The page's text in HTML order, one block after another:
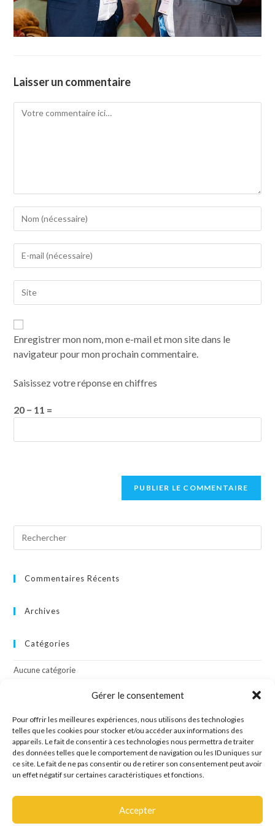
Gérer le consentement
Pour offrir les meilleures expériences, nous utilisons des technologies
telles que les cookies pour stocker et/ou accéder aux informations des
appareils. Le fait de consentir à ces technologies nous permettra de traiter
des données telles que le comportement de navigation ou les ID uniques sur
ce site. Le fait de ne pas consentir ou de retirer son consentement peut avoir
un effet négatif sur certaines caractéristiques et fonctions.
Accepter
Laisser un commentaire
Enregistrer mon nom, mon e-mail et mon site dans le
navigateur pour mon prochain commentaire.
Saisissez votre réponse en chiffres
20 − 11 =
Commentaires Récents
Archives
Catégories
Aucune catégorie
Connexion
Flux des publications
Flux des commentaires
Site de WordPress-FR